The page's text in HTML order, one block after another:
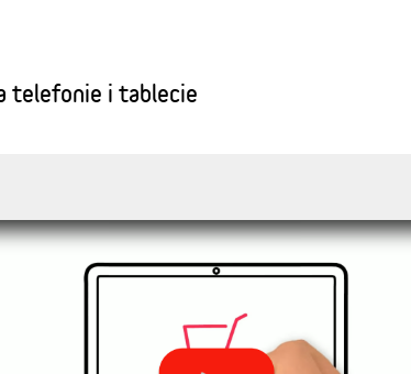
telefonie i tablecie